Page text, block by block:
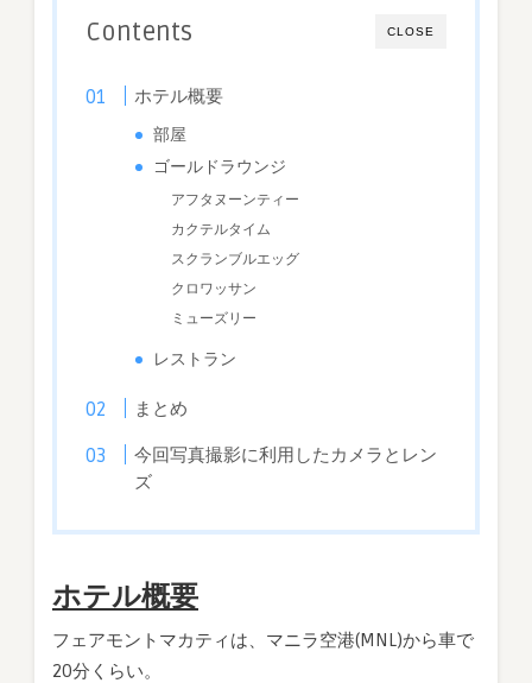
CLOSE
Contents
ホテル概要
部屋
ゴールドラウンジ
アフタヌーンティー
カクテルタイム
スクランブルエッグ
クロワッサン
ミューズリー
レストラン
まとめ
今回写真撮影に利用したカメラとレン
ズ
ホテル概要
フェアモントマカティは、マニラ空港(MNL)から車で
20分くらい。